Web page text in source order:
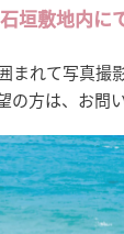
垣敷地内に
まれて写真撮
の方は、お問